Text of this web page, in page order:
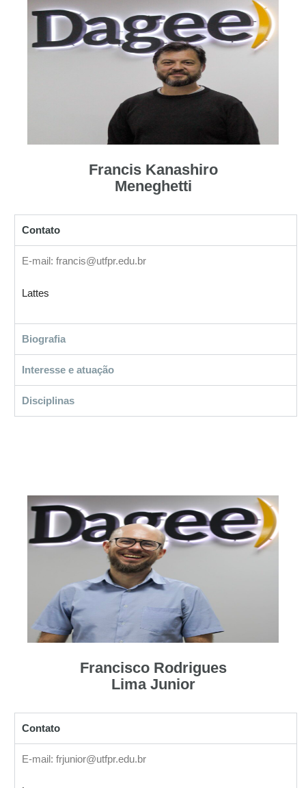
Francis Kanashiro
Meneghetti
Contato
E-mail: francis@utfpr.edu.br
Lattes
Biografia
Interesse e atuação
Disciplinas
Francisco Rodrigues
Lima Junior
Contato
E-mail: frjunior@utfpr.edu.br